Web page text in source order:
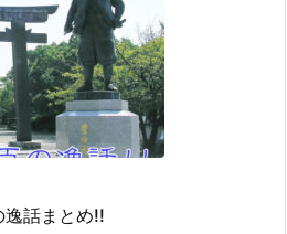
逸話まとめ!!